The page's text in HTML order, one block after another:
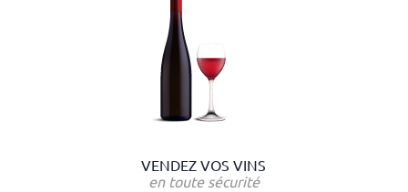
VENDEZ VOS VINS
en toute sécurité